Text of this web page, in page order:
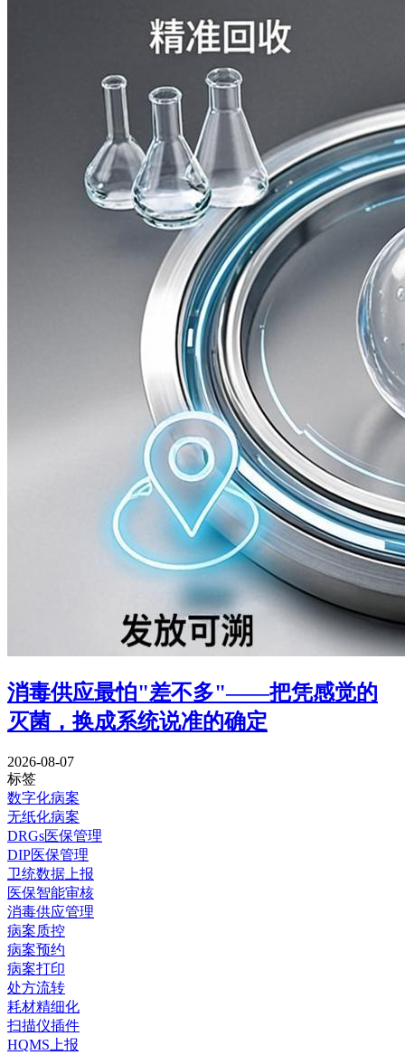
消毒供应最怕"差不多"——把凭感觉的
灭菌，换成系统说准的确定
2026-08-07
标签
数字化病案
无纸化病案
DRGs医保管理
DIP医保管理
卫统数据上报
医保智能审核
消毒供应管理
病案质控
病案预约
病案打印
处方流转
耗材精细化
扫描仪插件
HQMS上报